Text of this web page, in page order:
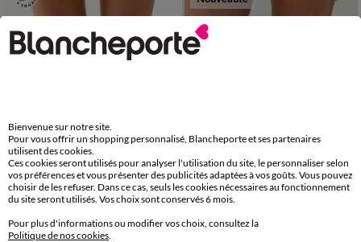
34/36 38/40 42/44
46/48
50/52
34/36
Bienvenue sur notre site.
Pour vous offrir un shopping personnalisé, Blancheporte et ses partenaires
utilisent des cookies.
Ces cookies seront utilisés pour analyser l'utilisation du site, le personnaliser selon
vos préférences et vous présenter des publicités adaptées à vos goûts. Vous pouvez
choisir de les refuser. Dans ce cas, seuls les cookies nécessaires au fonctionnement
du site seront utilisés. Vos choix sont conservés 6 mois.
Pour plus d'informations ou modifier vos choix, consultez la
Politique de nos cookies.